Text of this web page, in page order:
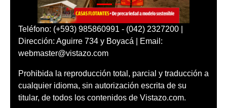
Teléfono: (+593) 985860991 - (042) 2327200 |
Dirección: Aguirre 734 y Boyacá | Email:
webmaster@vistazo.com
Prohibida la reproducción total, parcial y traducción a
cualquier idioma, sin autorización escrita de su
titular, de todos los contenidos de Vistazo.com.